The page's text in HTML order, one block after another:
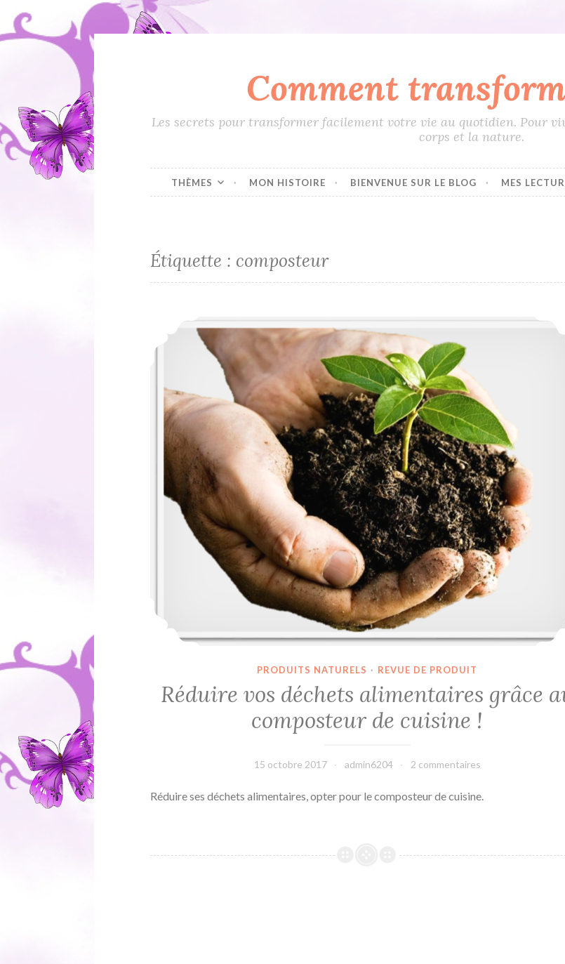
principal
Comment
Les secrets pour transformer facilement votre vie au quotidien. Pour
corps et la nature.
THÈMES MON HISTOIRE BIENVENUE SUR LE BLOG MES
Étiquette : composteur
PRODUITS NATURELS · REVUE DE PRODUIT
Réduire vos déchets alimentaires grâce
composteur de cuisine !
15 octobre 2017 admin6204 2 commentaires
Réduire ses déchets alimentaires, opter pour le composteur de cuisine.